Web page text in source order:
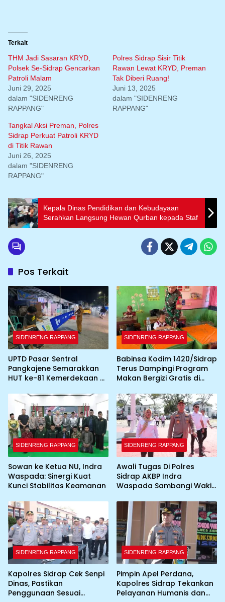
Terkait
THM Jadi Sasaran KRYD,
Polsek Se-Sidrap Gencarkan
Patroli Malam
Juni 29, 2025
dalam "SIDENRENG
RAPPANG"
Polres Sidrap Sisir Titik
Rawan Lewat KRYD, Preman
Tak Diberi Ruang!
Juni 13, 2025
dalam "SIDENRENG
RAPPANG"
Tangkal Aksi Preman, Polres
Sidrap Perkuat Patroli KRYD
di Titik Rawan
Juni 26, 2025
dalam "SIDENRENG
RAPPANG"
Kepala Dinas Pendidikan dan Kebudayaan
Serahkan Langsung Hewan Qurban kepada Staf
Pos Terkait
SIDENRENG RAPPANG
UPTD Pasar Sentral
Pangkajene Semarakkan
HUT ke-81 Kemerdekaan RI
Umbul-Umbul dan
Dekorasi Merah Putih
SIDENRENG RAPPANG
Babinsa Kodim 1420/Sidrap
Terus Dampingi Program
Makan Bergizi Gratis di
SIDENRENG RAPPANG
Sowan ke Ketua NU, Indra
Waspada: Sinergi Kuat
Kunci Stabilitas Keamanan
SIDENRENG RAPPANG
Awali Tugas Di Polres
Sidrap AKBP Indra
Waspada Sambangi Wakil
SIDENRENG RAPPANG
Kapolres Sidrap Cek Senpi
Dinas, Pastikan
Penggunaan Sesuai
SIDENRENG RAPPANG
Pimpin Apel Perdana,
Kapolres Sidrap Tekankan
Pelayanan Humanis dan